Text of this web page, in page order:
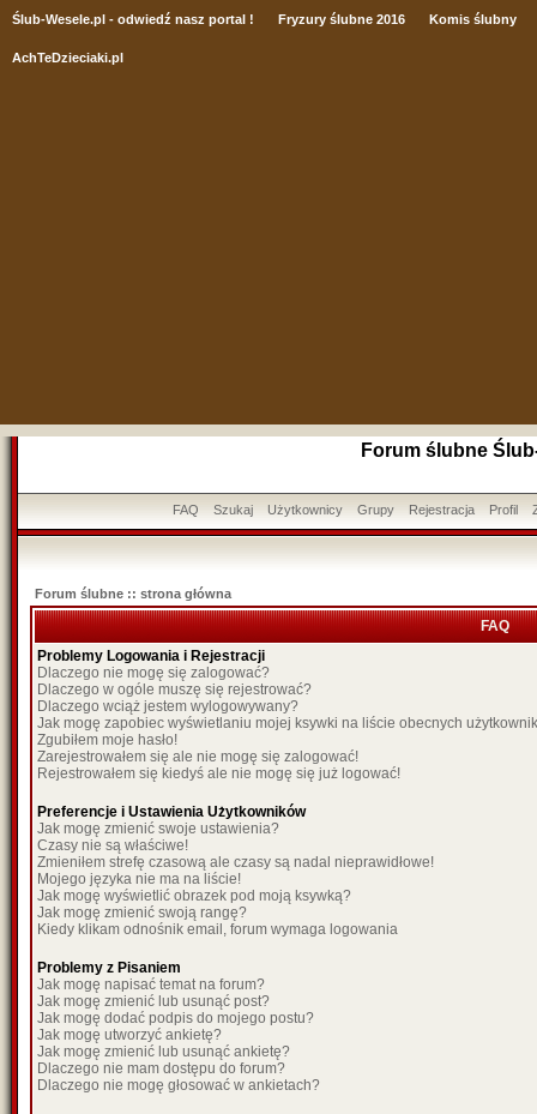
Ślub-Wesele.pl - odwiedź nasz portal ! Fryzury ślubne 2016 Komis ślubny
AchTeDzieciaki.pl
Forum ślubne
FAQ Szukaj Użytkownicy Grupy Rejestracja Profil
Forum ślubne :: strona główna
FAQ
Problemy Logowania i Rejestracji
Dlaczego nie mogę się zalogować?
Dlaczego w ogóle muszę się rejestrować?
Dlaczego wciąż jestem wylogowywany?
Jak mogę zapobiec wyświetlaniu mojej ksywki na liście obecnych
Zgubiłem moje hasło!
Zarejestrowałem się ale nie mogę się zalogować!
Rejestrowałem się kiedyś ale nie mogę się już logować!
Preferencje i Ustawienia Użytkowników
Jak mogę zmienić swoje ustawienia?
Czasy nie są właściwe!
Zmieniłem strefę czasową ale czasy są nadal nieprawidłowe!
Mojego języka nie ma na liście!
Jak mogę wyświetlić obrazek pod moją ksywką?
Jak mogę zmienić swoją rangę?
Kiedy klikam odnośnik email, forum wymaga logowania
Problemy z Pisaniem
Jak mogę napisać temat na forum?
Jak mogę zmienić lub usunąć post?
Jak mogę dodać podpis do mojego postu?
Jak mogę utworzyć ankietę?
Jak mogę zmienić lub usunąć ankietę?
Dlaczego nie mam dostępu do forum?
Dlaczego nie mogę głosować w ankietach?